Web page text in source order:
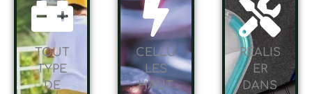
TOUT
TYPE
DE
CELLU
LES
HAUT
RÉALIS
ER
DANS